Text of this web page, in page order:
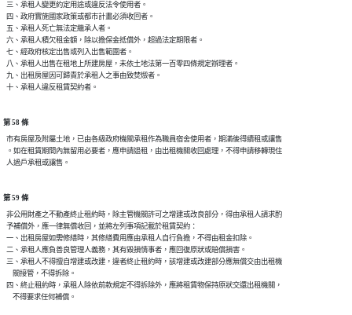
  三、承租人變更約定用途或違反法令使用者。
  四、政府實施國家政策或都市計畫必須收回者。
  五、承租人死亡無法定繼承人者。
  六、承租人積欠租金額，除以擔保金抵償外，超過法定期限者。
  七、經政府核定出售或列入出售範圍者。
  八、承租人出售在租地上所建房屋，未依土地法第一百零四條規定辦理者。
  九、出租房屋因可歸責於承租人之事由致焚燬者。
第 58 條
  市有房屋及附屬土地，已由各級政府機關承租作為職員宿舍使用者，期滿後得續租或讓售
  。如在租賃期間內無留用必要者，應申請退租，由出租機關收回處理，不得申請移轉現住
第 59 條
  非公用財產之不動產終止租約時，除主管機關許可之增建或改良部分，得由承租人請求酌
  予補償外，應一律無償收回，並將左列事項記載於租賃契約：
  一、出租房屋如需修繕時，其修繕費用應由承租人自行負擔，不得由租金扣除。
  二、承租人應負善良管理人義務，其有毀損情事者，應回復原狀或賠償損害。
  三、承租人不得擅自增建或改建，違者終止租約時，該增建或改建部分應無償交由出租機
      關接管，不得拆除。
  四、終止租約時，承租人除依前款規定不得拆除外，應將租賃物保持原狀交還出租機關，